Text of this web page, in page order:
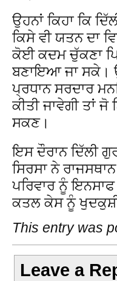
ਉਹਨਾਂ ਕਿਹਾ ਕਿ
ਕਿਸੇ ਵੀ ਯਤਨ ਦਾ
ਕੋਈ ਕਦਮ ਚੁੱਕਣਾ
ਬਣਾਇਆ ਜਾ ਸਕੇ।
ਪ੍ਰਧਾਨ ਸਰਦਾਰ
ਕੀਤੀ ਜਾਵੇਗੀ ਤਾਂ
ਸਕਣ।
ਇਸ ਦੌਰਾਨ ਦਿੱਲੀ
ਸਿਰਸਾ ਨੇ
ਪਰਿਵਾਰ ਨੂੰ
ਕਤਲ ਕੇਸ ਨੂੰ
This entry was
Leave a